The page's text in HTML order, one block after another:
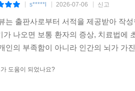
s*****l 2026-07-06 신고
는 출판사로부터 서적을 제공받아 작
가 나오면 보통 환자의 증상, 치료법에
인의 부족함이 아니라 인간의 뇌가 가
도움이 되었나요?